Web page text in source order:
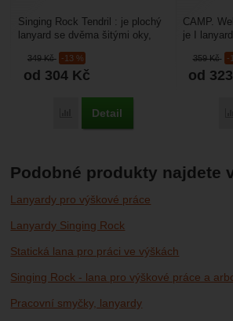
349Kč -13 %
od 304 Kč
Porovnat
Detail
Singing Rock Tendril : je plochý
lanyard se dvěma šitými oky,
smyčky. Je určený...
359Kč -
od 323
CAMP.
je I
oka. Je
Podobné produkty najdete
Lanyardy pro výškové práce
Lanyardy Singing Rock
Statická lana pro práci ve výškách
Singing Rock - lana pro výškové práce a
Pracovní smyčky, lanyardy